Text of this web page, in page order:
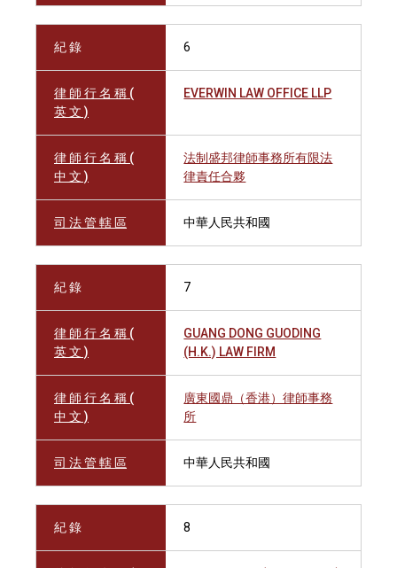
紀 錄 6
律 師 行 名 稱 (
英 文 )
EVERWIN LAW OFFICE LLP
律 師 行 名 稱 (
中 文 )
法制盛邦律師事務所有限法
律責任合夥
司 法 管 轄 區 中華人民共和國
紀 錄 7
律 師 行 名 稱 (
英 文 )
GUANG DONG GUODING
(H.K.) LAW FIRM
律 師 行 名 稱 (
中 文 )
廣東國鼎（香港）律師事務
所
司 法 管 轄 區 中華人民共和國
紀 錄 8